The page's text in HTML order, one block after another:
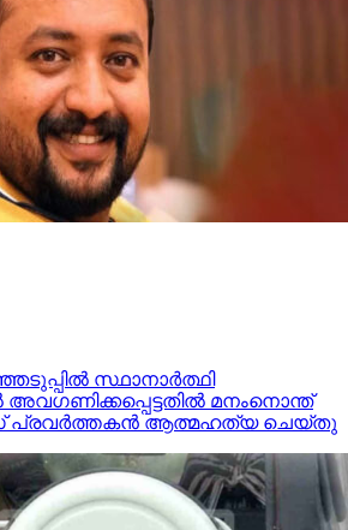
സ്ഥാനാര്‍ത്ഥി
മനംനൊന്ത്
ആത്മഹത്യ ചെയ്തു